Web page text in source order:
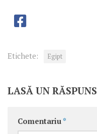
Etichete: Egipt
LASĂ UN RĂSPUNS
Comentariu *